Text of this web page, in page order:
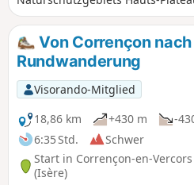
nordischer Ort bieten ein 18-
Rollskustrecke, ein
zahlreiche markierte Routen
Golfern, Biathleten,
Freude.
Von Corrençon
Rundwanderung
Visorando-Mitglied
18,86 km
+430 m
-
6:35 Std.
Schwer
Start in Corrençon-en-Vercors
(Isère)